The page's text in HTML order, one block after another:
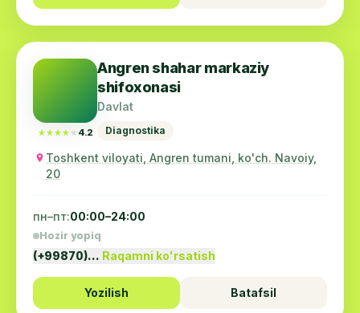
★★★★★
★★★★★ 4.2
Angren shahar markaziy
shifoxonasi
Davlat
Diagnostika
Toshkent viloyati, Angren tumani, ko'ch. Navoiy,
20
пн–пт:00:00–24:00
Hozir yopiq
(+99870)… Raqamni ko'rsatish
Yozilish Batafsil